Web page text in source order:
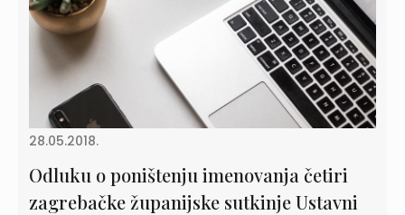
28.05.2018.
Odluku o poništenju imenovanja četiri
zagrebačke županijske sutkinje Ustavni